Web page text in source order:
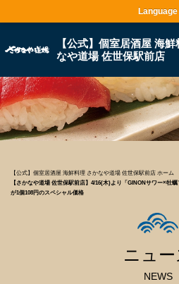
【公式】個室居酒屋 海
なや道場 佐世保駅前店
【公式】個室居酒屋 海鮮料理 さかなや道場 佐世保駅前店 ホーム
【さかなや道場 佐世保駅前店】4/16(木)より「GINONサワー×牡
が1個108円のスペシャル価格
ニュー
NEWS
Language